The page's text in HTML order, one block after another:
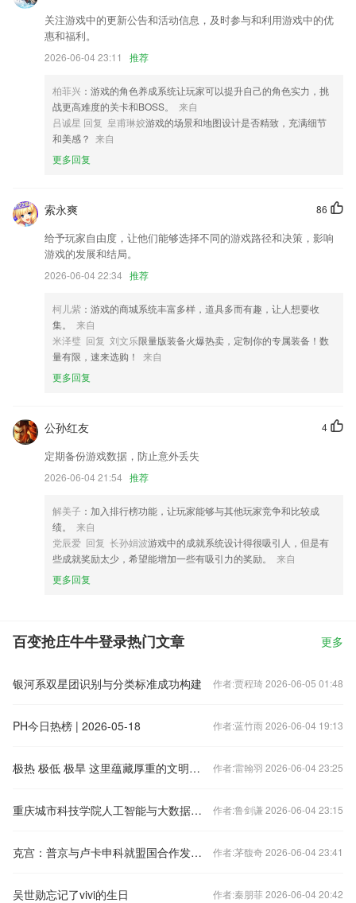
查询线路的交互体验优化。
新版桌面小部件上线，可自动更新背景图及定制图文
新增电子木鱼耳机弹窗等组件功能
联系我们
以上就是百变抢庄牛牛登录的介绍，如果您喜欢这款软件，您可以到应用
商店进行打分评论，说出您的使用经历，以帮助我们更好的对产品进行优
化修改。
关注游戏中的更新公告和活动信息，及时参与和利用游戏中的优
惠和福利。
2026-06-04 23:11 推荐
柏菲兴 ：游戏的角色养成系统让玩家可以提升自己的角色实力，挑
战更高难度的关卡和BOSS。
来自
吕诚星 回复 皇甫琳姣游戏的场景和地图设计是否精致，充满细节
和美感？ 来自
更多回复
86
索永爽
给予玩家自由度，让他们能够选择不同的游戏路径和决策，影响
游戏的发展和结局。
2026-06-04 22:34 推荐
柯儿紫 ：游戏的商城系统丰富多样，道具多而有趣，让人想要收
集。
来自
米泽璧 回复 刘文乐限量版装备火爆热卖，定制你的专属装备！数
量有限，速来选购！
来自
更多回复
4
公孙红友
定期备份游戏数据，防止意外丢失
2026-06-04 21:54 推荐
解美子 ：加入排行榜功能，让玩家能够与其他玩家竞争和比较成
绩。
来自
党辰爱 回复 长孙娟波游戏中的成就系统设计得很吸引人，但是有
些成就奖励太少，希望能增加一些有吸引力的奖励。
来自
更多回复
百变抢庄牛牛登录热门文章 更多
银河系双星团识别与分类标准成功构建 作者:贾程琦 2026-06-05 01:48
PH今日热榜 | 2026-05-18 作者:蓝竹雨 2026-06-04 19:13
极热 极低 极旱 这里蕴藏厚重的文明密码 作者:雷翰羽 2026-06-04 23:25
重庆城市科技学院人工智能与大数据学院：访企拓岗促就业 产教融合育良才 作者:鲁剑谦 2026-06-04 23:15
克宫：普京与卢卡申科就盟国合作发展问题进行讨论 作者:茅馥奇 2026-06-04 23:41
吴世勋忘记了vivi的生日 作者:秦朋菲 2026-06-04 20:42